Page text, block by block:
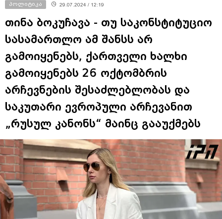
პოლიტიკა 29.07.2024 / 12:19
თინა ბოკუჩავა - თუ საკონსტიტუციო
სასამართლო ამ შანსს არ
გამოიყენებს, ქართველი ხალხი
გამოიყენებს 26 ოქტომბრის
არჩევნების შესაძლებლობას და
საკუთარი ევროპული არჩევანით
„რუსულ კანონს“ მაინც გააუქმებს